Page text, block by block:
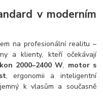
v moderním
na profesionální realitu –
a klienty, kteří očekávají
2000–2400 W, motor s
, ergonomii a inteligentní
k vlasům a současně